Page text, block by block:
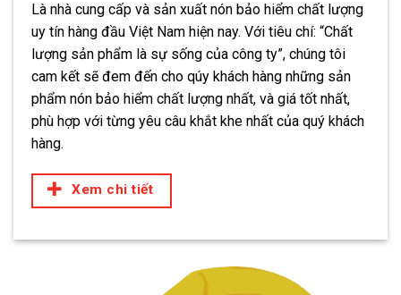
Là nhà cung cấp và sản xuất nón bảo hiểm chất lượng
uy tín hàng đầu Việt Nam hiện nay. Với tiêu chí: “Chất
lượng sản phẩm là sự sống của công ty”, chúng tôi
cam kết sẽ đem đến cho qúy khách hàng những sản
phẩm nón bảo hiểm chất lượng nhất, và giá tốt nhất,
phù hợp với từng yêu câu khắt khe nhất của quý khách
hàng.
Xem chi tiết